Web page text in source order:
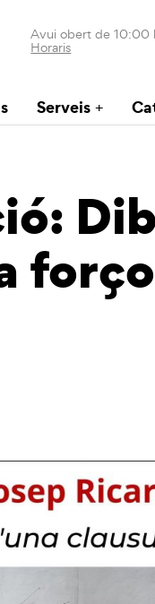
Avui obert de 10:00
Horaris
Serveis